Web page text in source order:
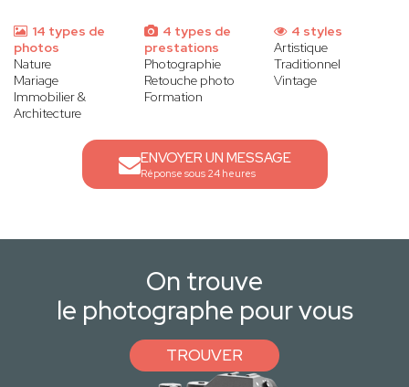
14 types de
photos
Nature
Mariage
Immobilier &
Architecture
4 types de
prestations
Photographie
Retouche photo
Formation
4 styles
Artistique
Traditionnel
Vintage
ENVOYER UN MESSAGE
Réponse sous 24 heures
On trouve
le photographe pour vous
TROUVER